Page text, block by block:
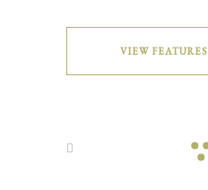
VIEW FEATURES